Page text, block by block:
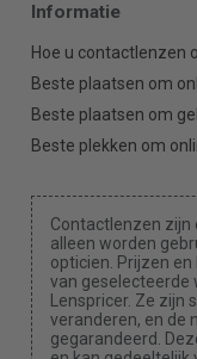
Informatie
Hoe u contactlenzen
Beste plaatsen om
Beste plaatsen om
Beste plekken om
Contactlenzen zijn
alleen worden
opticien. Prijzen
van geselecteerde
Lenspricer. Ze zijn
veranderen, en de
gegarandeerd.